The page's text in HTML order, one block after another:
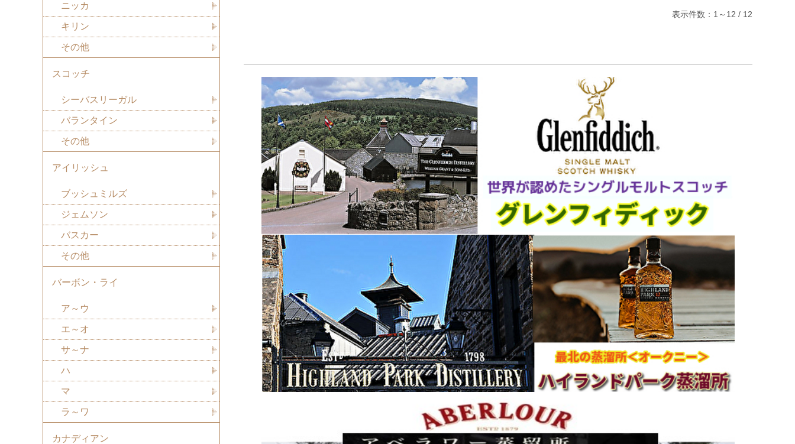
表示件数：1～12 / 12
ニッカ
キリン
その他
スコッチ
シーバスリーガル
バランタイン
その他
アイリッシュ
ブッシュミルズ
ジェムソン
バスカー
その他
バーボン・ライ
ア～ウ
エ～オ
サ～ナ
ハ
マ
ラ～ワ
カナディアン